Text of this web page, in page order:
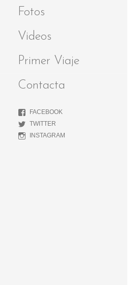
Fotos
Videos
Primer Viaje
Contacta
FACEBOOK
TWITTER
INSTAGRAM